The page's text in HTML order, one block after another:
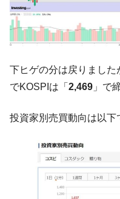
だ。
『Money1』
『韓国銀
す」⇒「金を経由するド
ル」まで拡大 ⇒ 海外資
『Money1』
韓国･帰っ
た ⇒ 国家が行った恐る
『Money1』
韓国･警察
下ヒゲの分は戻りまし
でKOSPIは「 2,469 」で
投資家別売買動向は以下